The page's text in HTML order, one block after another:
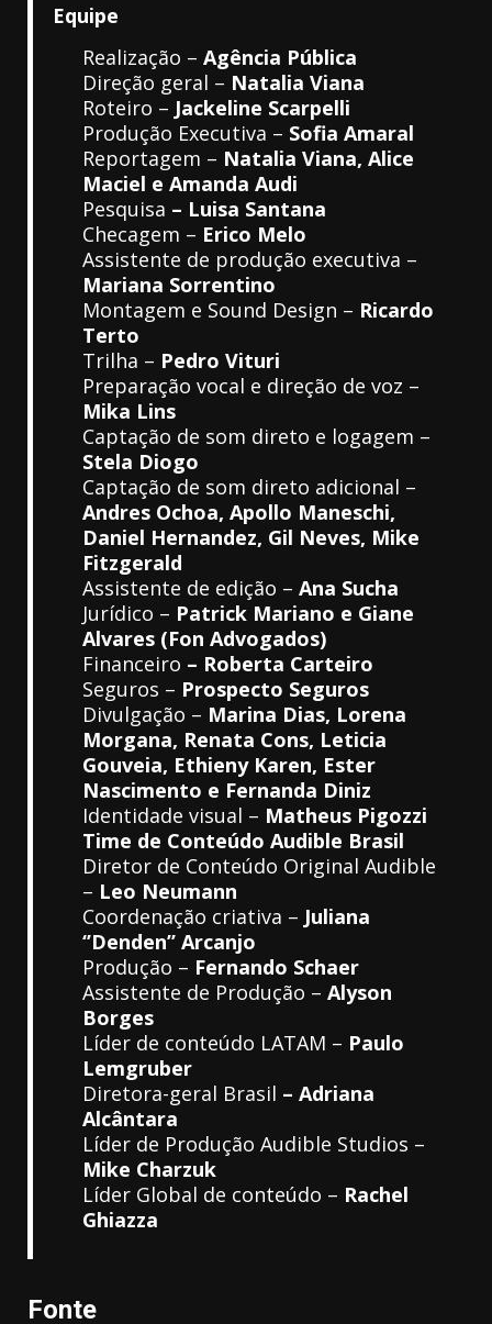
Equipe
Realização – Agência Pública
Direção geral – Natalia Viana
Roteiro – Jackeline Scarpelli
Produção Executiva – Sofia Amaral
Reportagem – Natalia Viana, Alice
Maciel e Amanda Audi
Pesquisa – Luisa Santana
Checagem – Erico Melo
Assistente de produção executiva –
Mariana Sorrentino
Montagem e Sound Design – Ricardo
Terto
Trilha – Pedro Vituri
Preparação vocal e direção de voz –
Mika Lins
Captação de som direto e logagem –
Stela Diogo
Captação de som direto adicional –
Andres Ochoa, Apollo Maneschi,
Daniel Hernandez, Gil Neves, Mike
Fitzgerald
Assistente de edição – Ana Sucha
Jurídico – Patrick Mariano e Giane
Alvares (Fon Advogados)
Financeiro – Roberta Carteiro
Seguros – Prospecto Seguros
Divulgação – Marina Dias, Lorena
Morgana, Renata Cons, Leticia
Gouveia, Ethieny Karen, Ester
Nascimento e Fernanda Diniz
Identidade visual – Matheus Pigozzi
Time de Conteúdo Audible Brasil
Diretor de Conteúdo Original Audible
– Leo Neumann
Coordenação criativa – Juliana
‘’Denden’’ Arcanjo
Produção – Fernando Schaer
Assistente de Produção – Alyson
Borges
Líder de conteúdo LATAM – Paulo
Lemgruber
Diretora-geral Brasil – Adriana
Alcântara
Líder de Produção Audible Studios –
Mike Charzuk
Líder Global de conteúdo – Rachel
Ghiazza
Fonte